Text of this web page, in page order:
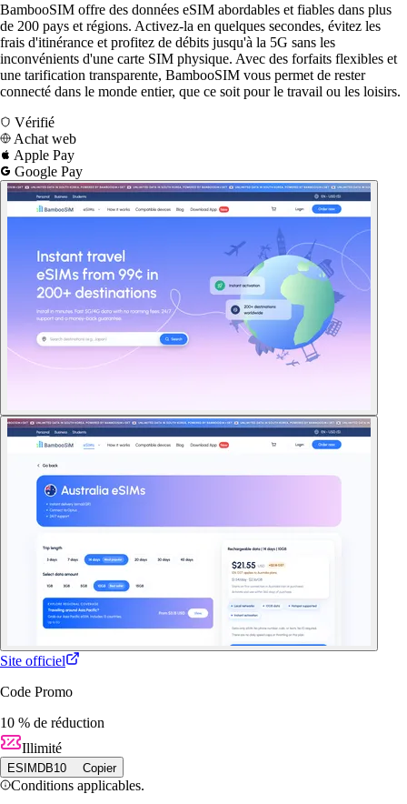
BambooSIM offre des données eSIM abordables et fiables dans plus
de 200 pays et régions. Activez-la en quelques secondes, évitez les
frais d'itinérance et profitez de débits jusqu'à la 5G sans les
inconvénients d'une carte SIM physique. Avec des forfaits flexibles et
une tarification transparente, BambooSIM vous permet de rester
connecté dans le monde entier, que ce soit pour le travail ou les loisirs.
Vérifié
Achat web
Apple Pay
Google Pay
Site officiel
Code Promo
10 % de réduction
Illimité
ESIMDB10 Copier
Conditions applicables.